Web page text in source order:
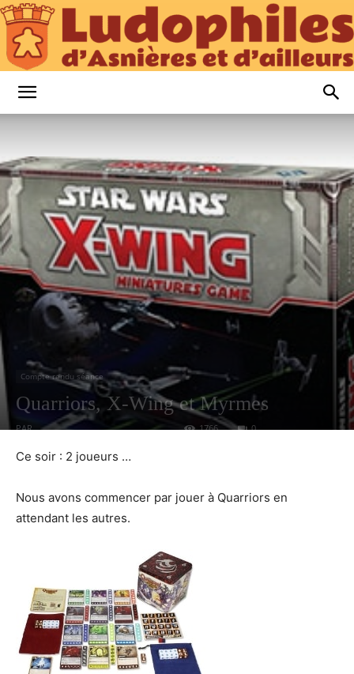
d’Asnières
et
Compte rendu séance
Quarriors, X-Wing et Myrmes
PAR 16 MARS 2013 1766 0
Ce soir : 2 joueurs …
Nous avons commencer par jouer à Quarriors en
attendant les autres.